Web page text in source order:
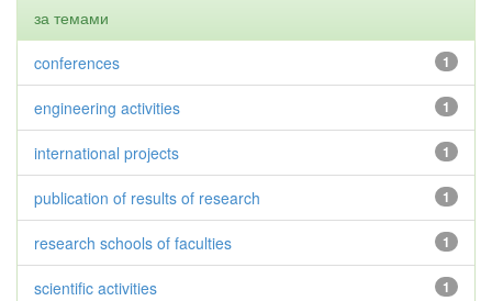
за темами
1
conferences
1
engineering activities
1
international projects
1
publication of results of research
1
research schools of faculties
1
scientific activities